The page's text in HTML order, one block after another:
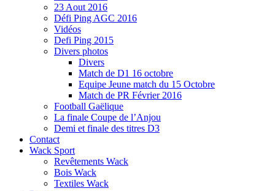
23 Aout 2016
Défi Ping AGC 2016
Vidéos
Defi Ping 2015
Divers photos
Divers
Match de D1 16 octobre
Equipe Jeune match du 15 Octobre
Match de PR Février 2016
Football Gaëlique
La finale Coupe de l’Anjou
Demi et finale des titres D3
Contact
Wack Sport
Revêtements Wack
Bois Wack
Textiles Wack